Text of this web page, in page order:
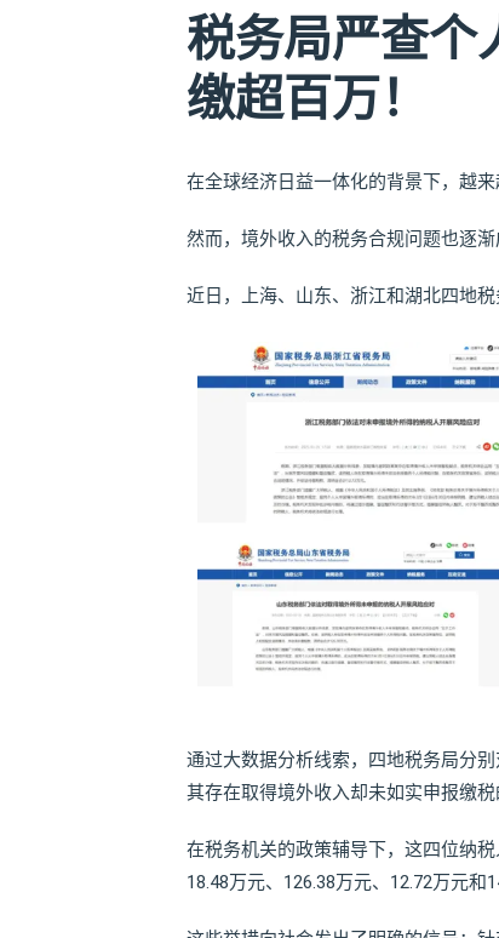
税务局严查个
缴超百万！
在全球经济日益一体化的背景下，越
然而，境外收入的税务合规问题也逐渐
近日，上海、山东、浙江和湖北四地
通过大数据分析线索，四地税务局分
其存在取得境外收入却未如实申报缴税
在税务机关的政策辅导下，这四位纳
18.48万元、126.38万元、12.72万元和